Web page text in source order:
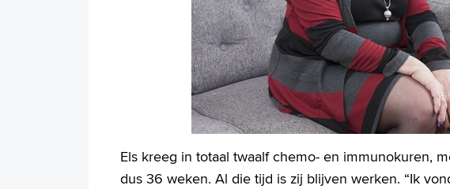
Els kreeg in totaal twaalf chemo- en immunokuren,
dus 36 weken. Al die tijd is zij blijven werken. “Ik